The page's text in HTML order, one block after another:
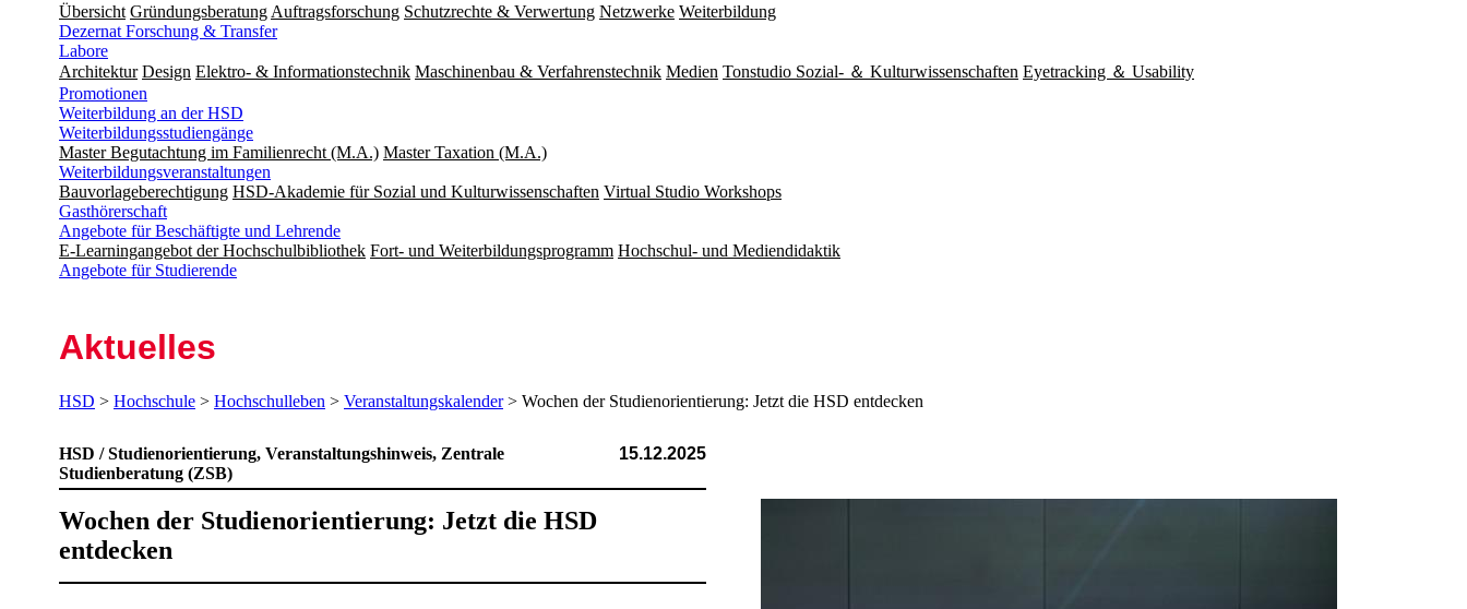
Übersicht Gründungsberatung Auftragsforschung Schutzrechte & Verwertung Netzwerke Weiterbildung
Dezernat Forschung & Transfer
Labore
Architektur Design Elektro- & Informationstechnik Maschinenbau & Verfahrenstechnik Medien Tonstudio Sozial- ＆ Kulturwissenschaften Eyetracking ＆ Usability
Promotionen
Weiterbildung an der HSD
Weiterbildungsstudiengänge
Master Begutachtung im Familienrecht (M.A.) Master Taxation (M.A.)
Weiterbildungsveranstaltungen
Bauvorlageberechtigung HSD-Akademie für Sozial und Kulturwissenschaften Virtual Studio Workshops
Gasthörerschaft
Angebote für Beschäftigte und Lehrende
E-Learningangebot der Hochschulbibliothek Fort- und Weiterbildungsprogramm Hochschul- und Mediendidaktik
Angebote für Studierende
Aktuelles
HSD > Hochschule > Hochschulleben > Veranstaltungskalender> Wochen der Studien­orientierung: Jetzt die HSD entdecken
HSD / Studienorientierung, Veranstaltungshinweis, Zentrale
Studienberatung (ZSB)
15.12.2025
Wochen der Studienorientierung: Jetzt die HSD
entdecken